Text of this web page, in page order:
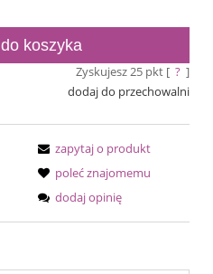
do koszyka
Zyskujesz25pkt [ ? ]
dodaj do przechowalni
zapytaj o produkt
poleć znajomemu
dodaj opinię